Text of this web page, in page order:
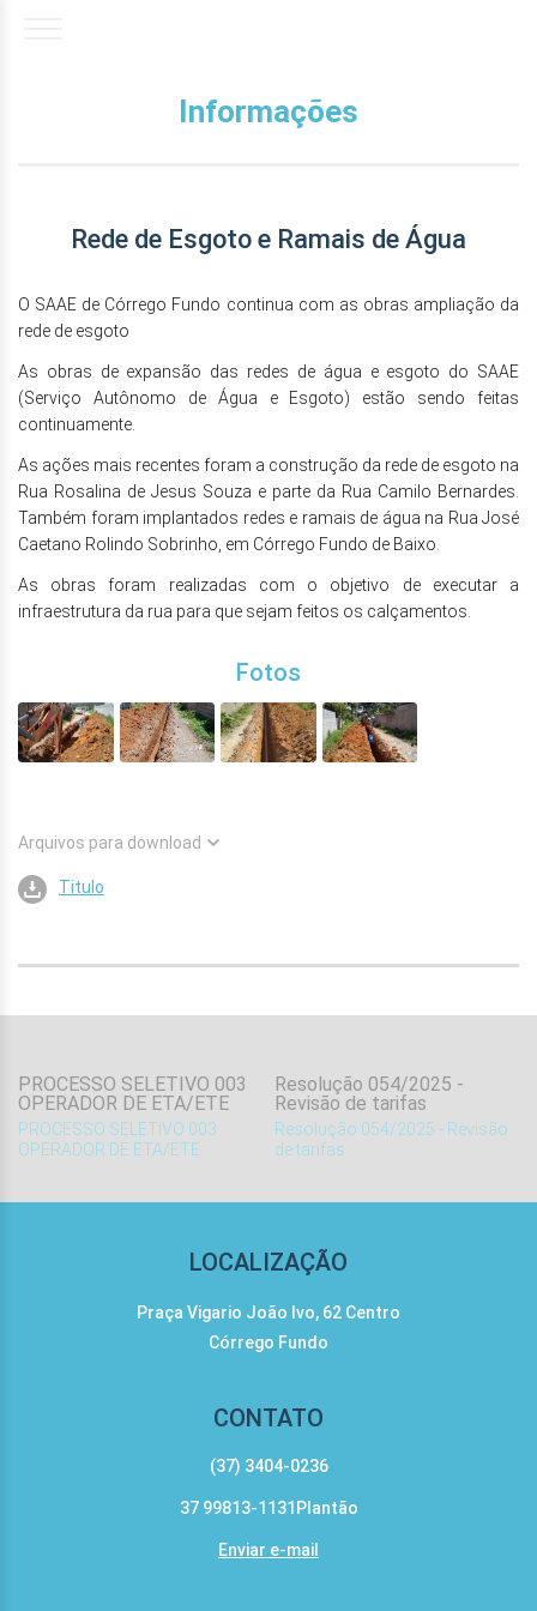
Informações
Rede de Esgoto e Ramais de Água
O SAAE de Córrego Fundo continua com as obras ampliação da
rede de esgoto
As obras de expansão das redes de água e esgoto do SAAE
(Serviço Autônomo de Água e Esgoto) estão sendo feitas
continuamente.
As ações mais recentes foram a construção da rede de esgoto na
Rua Rosalina de Jesus Souza e parte da Rua Camilo Bernardes.
Também foram implantados redes e ramais de água na Rua José
Caetano Rolindo Sobrinho, em Córrego Fundo de Baixo.
As obras foram realizadas com o objetivo de executar a
infraestrutura da rua para que sejam feitos os calçamentos.
Fotos
Arquivos para download
Titulo
PROCESSO SELETIVO 003
OPERADOR DE ETA/ETE
PROCESSO SELETIVO 003
OPERADOR DE ETA/ETE
Resolução 054/2025 -
Revisão de tarifas
Resolução 054/2025 - Revisão
de tarifas
LOCALIZAÇÃO
Praça Vigario João Ivo, 62 Centro
Córrego Fundo
CONTATO
(37) 3404-0236
37 99813-1131Plantão
Enviar e-mail